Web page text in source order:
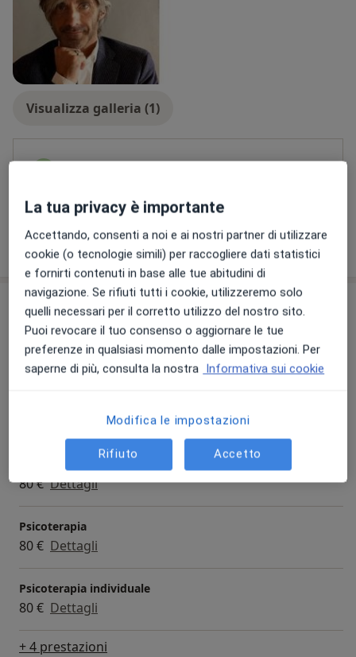
Visualizza galleria (1)
Mostra dettagli
sull'esperienza
Prestazioni e prezzi
Consulenza psicologica
80 € Dettagli Prenota una visita
80 € Dettagli
Psicoterapia
80 € Dettagli
Psicoterapia individuale
80 € Dettagli
+ 4 prestazioni
La tua privacy è importante
Accettando, consenti a noi e ai nostri partner di utilizzare
cookie (o tecnologie simili) per raccogliere dati statistici
e fornirti contenuti in base alle tue abitudini di
navigazione. Se rifiuti tutti i cookie, utilizzeremo solo
quelli necessari per il corretto utilizzo del nostro sito.
Puoi revocare il tuo consenso o aggiornare le tue
preferenze in qualsiasi momento dalle impostazioni. Per
saperne di più, consulta la nostra Informativa sui cookie
Modifica le impostazioni
Rifiuto Accetto